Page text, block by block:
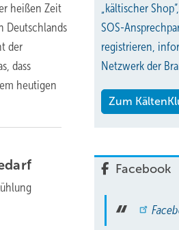
heißen Zeit
Deutschlands
der
dass
heutigen
„kältischer
SOS-
registrieren,
Netzwerk der
Zum
Facebook